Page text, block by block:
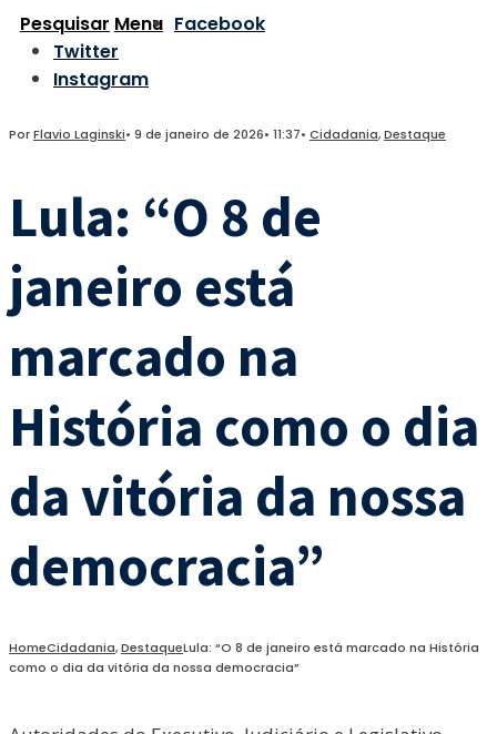
Pesquisar Menu Facebook
Twitter
Instagram
PorFlavio Laginski• 9 de janeiro de 2026• 11:37• Cidadania,Destaque
Lula: “O 8 de
janeiro está
marcado na
História como o dia
da vitória da nossa
democracia”
HomeCidadania,DestaqueLula: “O 8 de janeiro está marcado na História
como o dia da vitória da nossa democracia”